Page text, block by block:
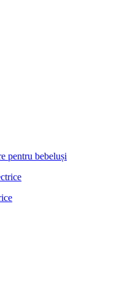
pentru bebeluși